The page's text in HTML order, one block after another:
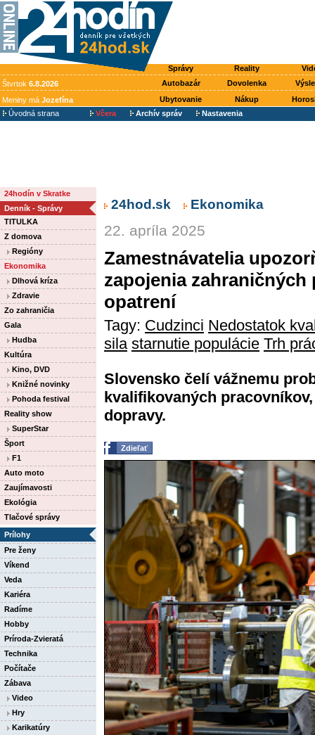
Správy Reality
Štvrtok 6.8.2026 Autobazár Dovolenka
Meniny má Jozefína Ubytovanie Nákup
Úvodná strana
Včera Archív správ Nastavenia
24hodín v Skratke
Denník - Správy
TITULKA
Z domova
Regióny
Ekonomika
Dlhová kríza
Zdravie
Zo zahraničia
Gala
Hudba
Kultúra
Kino, DVD
Knižné novinky
Pohoda festival
Reality show
SuperStar
Šport
F1
Auto moto
Zaujímavosti
Ekológia
Tlačové správy
Prílohy
Pre ženy
Víkend
Veda
Kariéra
Radíme
Hobby
Príroda-Zvieratá
Technika
Počítače
Zábava
Video
Hry
Karikatúry
24hod.sk Ekonomika
22. apríla 2025
Zamestnávatelia
zapojenia
opatrení
Tagy: Cudzinci Nedostatok
sila starnutie populácie Trh
Slovensko čelí vážnemu
kvalifikovaných
dopravy.
Zdieľať